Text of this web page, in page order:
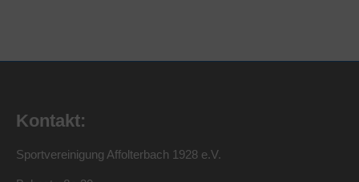
Kontakt:
Sportvereinigung Affolterbach 1928 e.V.